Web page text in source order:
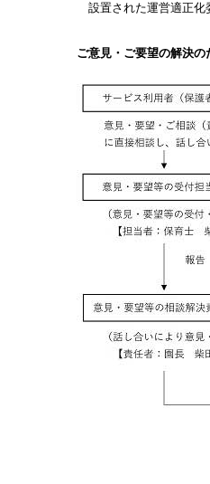
設置された運営適正化
ご意見・ご要望の解決